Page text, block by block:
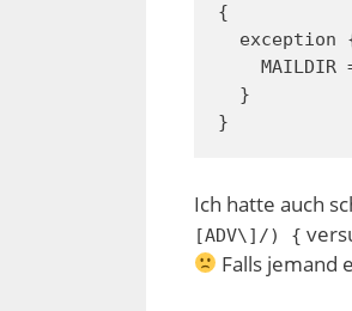
{
exception
MAILDIR =
}
}
Ich hatte auch
[ADV\]/) {
Falls jemand